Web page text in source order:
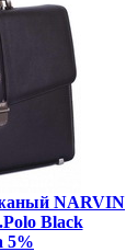
NARVIN
Black
5%